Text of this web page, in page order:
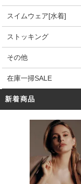
スイムウェア[水着]
ストッキング
その他
在庫一掃SALE
新着商品